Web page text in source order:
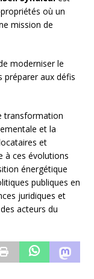
où un
mission de
moderniser le
aux défis
transformation
et la
et
à ces évolutions
énergétique
publiques en
juridiques et
acteurs du